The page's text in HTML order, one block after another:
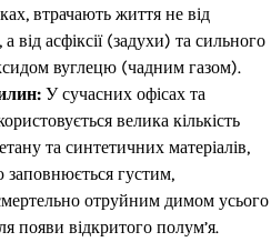
втрачають життя не від
від асфіксії (задухи) та сильного
вуглецю (чадним газом).
У сучасних офісах та
велика кількість
та синтетичних матеріалів,
заповнюється густим,
отруйним димом усього
появи відкритого полум’я.